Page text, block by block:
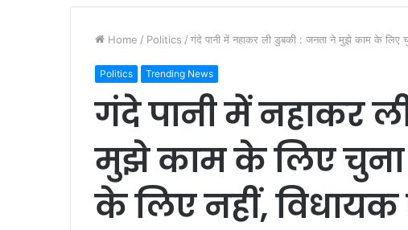
Home / Politics / गंदे पानी में नहाकर ली डुबकी : जनता ने मुझे काम के लिए
Politics Trending News
गंदे पानी में नहाकर
मुझे काम के लिए
के लिए नहीं, विधायक